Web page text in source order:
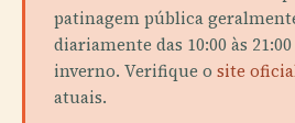
patinagem pública
diariamente das 10:00 às
inverno. Verifique o site
atuais.